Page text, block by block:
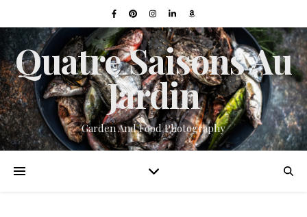
Quatre Saisons Au
Jardin
Garden And Food Photography